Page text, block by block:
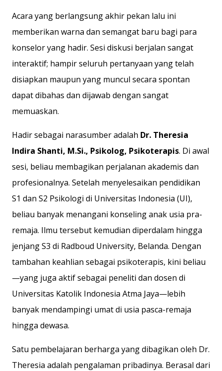
Acara yang berlangsung akhir pekan lalu ini
memberikan warna dan semangat baru bagi para
konselor yang hadir. Sesi diskusi berjalan sangat
interaktif; hampir seluruh pertanyaan yang telah
disiapkan maupun yang muncul secara spontan
dapat dibahas dan dijawab dengan sangat
memuaskan.
Hadir sebagai narasumber adalah Dr. Theresia
Indira Shanti, M.Si., Psikolog, Psikoterapis. Di awal
sesi, beliau membagikan perjalanan akademis dan
profesionalnya. Setelah menyelesaikan pendidikan
S1 dan S2 Psikologi di Universitas Indonesia (UI),
beliau banyak menangani konseling anak usia pra-
remaja. Ilmu tersebut kemudian diperdalam hingga
jenjang S3 di Radboud University, Belanda. Dengan
tambahan keahlian sebagai psikoterapis, kini beliau
—yang juga aktif sebagai peneliti dan dosen di
Universitas Katolik Indonesia Atma Jaya—lebih
banyak mendampingi umat di usia pasca-remaja
hingga dewasa.
Satu pembelajaran berharga yang dibagikan oleh Dr.
Theresia adalah pengalaman pribadinya. Berasal dari